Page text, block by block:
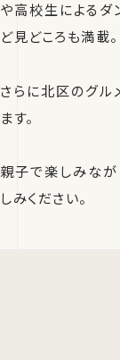
や高校生によるダ
ど見どころも満載。
さらに北区のグル
ます。
親子で楽しみなが
しみください。